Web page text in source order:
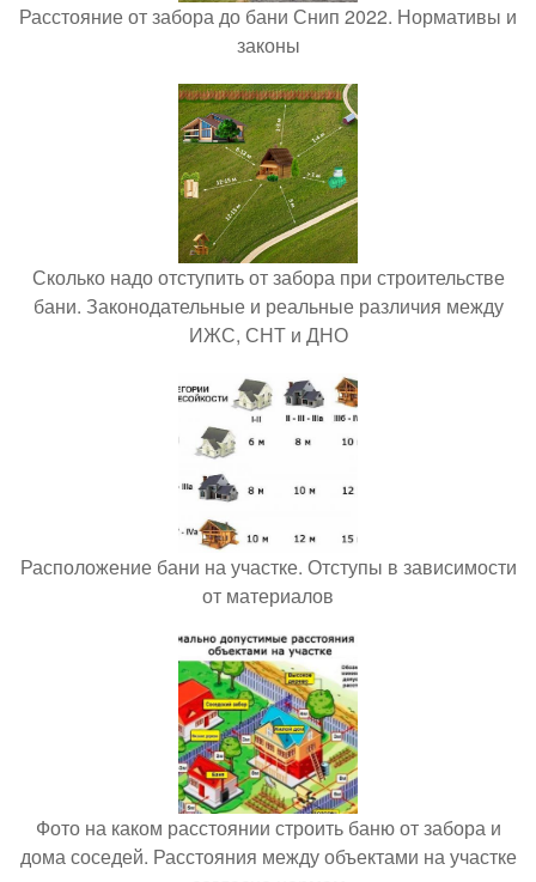
Расстояние от забора до бани Снип 2022. Нормативы и
законы
Сколько надо отступить от забора при строительстве
бани. Законодательные и реальные различия между
ИЖС, СНТ и ДНО
Расположение бани на участке. Отступы в зависимости
от материалов
Фото на каком расстоянии строить баню от забора и
дома соседей. Расстояния между объектами на участке